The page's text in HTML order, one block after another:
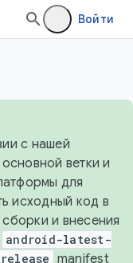
Войти
с нашей
ветки и
для
исходный код в
и внесения
android-latest-
manifest